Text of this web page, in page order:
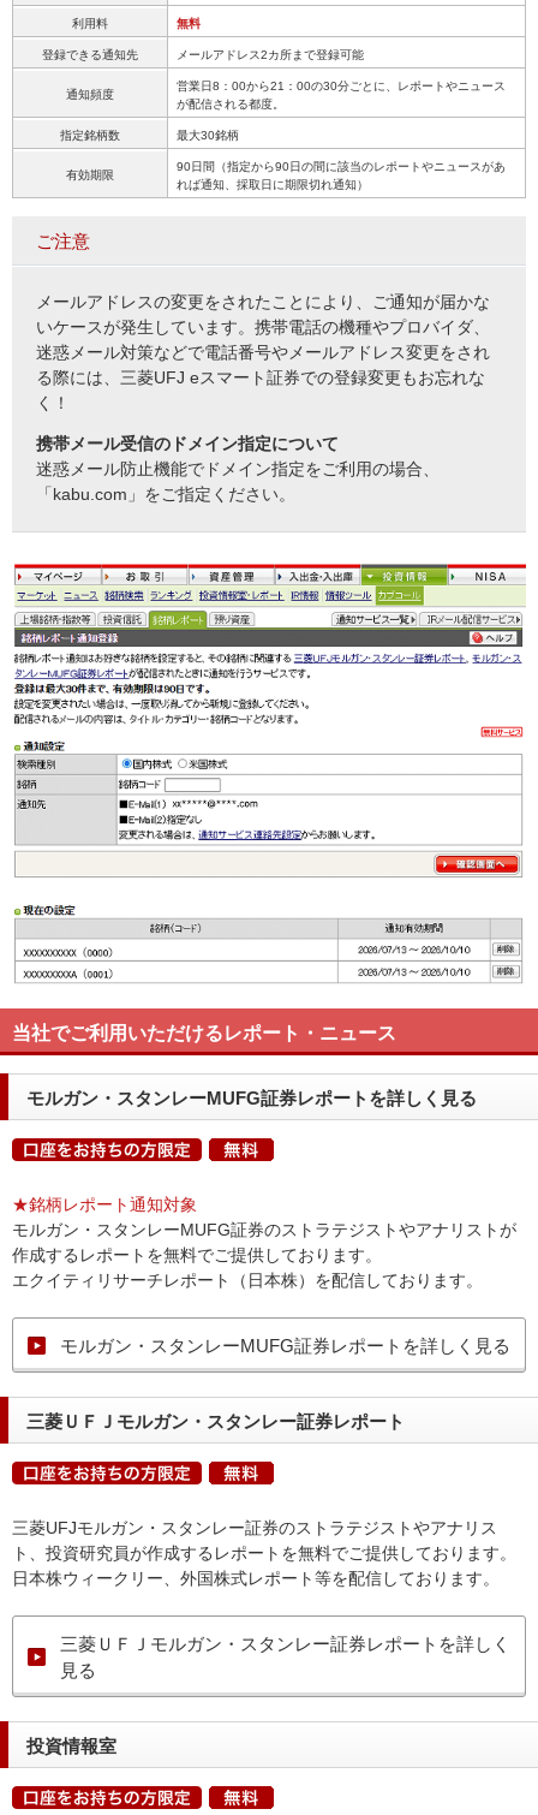
利用料 無料
登録できる通知先 メールアドレス2カ所まで登録可能
通知頻度
営業日8：00から21：00の30分ごとに、レポートやニュース
が配信される都度。
指定銘柄数 最大30銘柄
有効期限
90日間（指定から90日の間に該当のレポートやニュースがあ
れば通知、採取日に期限切れ通知）
ご注意
メールアドレスの変更をされたことにより、ご通知が届かな
いケースが発生しています。携帯電話の機種やプロバイダ、
迷惑メール対策などで電話番号やメールアドレス変更をされ
る際には、三菱UFJ eスマート証券での登録変更もお忘れな
く！
携帯メール受信のドメイン指定について
迷惑メール防止機能でドメイン指定をご利用の場合、
「kabu.com」をご指定ください。
当社でご利用いただけるレポート・ニュース
モルガン・スタンレーMUFG証券レポートを詳しく見る
★銘柄レポート通知対象
モルガン・スタンレーMUFG証券のストラテジストやアナリストが
作成するレポートを無料でご提供しております。
エクイティリサーチレポート（日本株）を配信しております。
モルガン・スタンレーMUFG証券レポートを詳しく見る
三菱ＵＦＪモルガン・スタンレー証券レポート
三菱UFJモルガン・スタンレー証券のストラテジストやアナリス
ト、投資研究員が作成するレポートを無料でご提供しております。
日本株ウィークリー、外国株式レポート等を配信しております。
三菱ＵＦＪモルガン・スタンレー証券レポートを詳しく
見る
投資情報室